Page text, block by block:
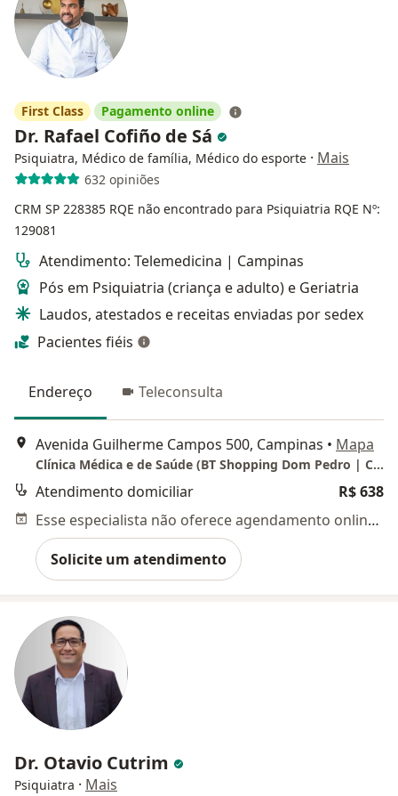
First Class Pagamento online
Dr. Rafael Cofiño de Sá
Psiquiatra, Médico de família, Médico do esporte · Mais
632 opiniões
CRM SP 228385 RQE não encontrado para Psiquiatria RQE Nº:
129081
Atendimento: Telemedicina | Campinas
Pós em Psiquiatria (criança e adulto) e Geriatria
Laudos, atestados e receitas enviadas por sedex
Pacientes fiéis
Endereço Teleconsulta
Avenida Guilherme Campos 500, Campinas • Mapa
Clínica Médica e de Saúde (BT Shopping Dom Pedro | Campinas)
Atendimento domiciliar
R$ 638
Esse especialista não oferece agendamento online para esse endereço.
Solicite um atendimento
Dr. Otavio Cutrim
Psiquiatra · Mais